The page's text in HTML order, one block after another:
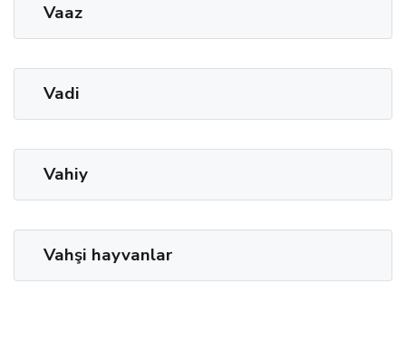
Vaaz
Vadi
Vahiy
Vahşi hayvanlar